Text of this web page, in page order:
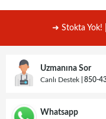
➜ Stokta Yok!
Uzmanına Sor
Canlı Destek 850-
Whatsapp